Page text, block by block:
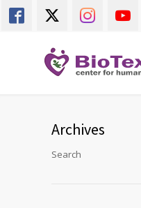
Archives
Search